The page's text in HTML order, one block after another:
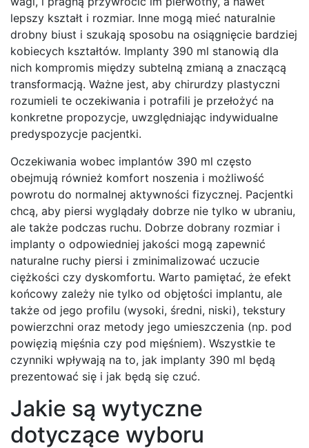
lepszy kształt i rozmiar. Inne mogą mieć naturalnie
drobny biust i szukają sposobu na osiągnięcie bardziej
kobiecych kształtów. Implanty 390 ml stanowią dla
nich kompromis między subtelną zmianą a znaczącą
transformacją. Ważne jest, aby chirurdzy plastyczni
rozumieli te oczekiwania i potrafili je przełożyć na
konkretne propozycje, uwzględniając indywidualne
predyspozycje pacjentki.
Oczekiwania wobec implantów 390 ml często
obejmują również komfort noszenia i możliwość
powrotu do normalnej aktywności fizycznej. Pacjentki
chcą, aby piersi wyglądały dobrze nie tylko w ubraniu,
ale także podczas ruchu. Dobrze dobrany rozmiar i
implanty o odpowiedniej jakości mogą zapewnić
naturalne ruchy piersi i zminimalizować uczucie
ciężkości czy dyskomfortu. Warto pamiętać, że efekt
końcowy zależy nie tylko od objętości implantu, ale
także od jego profilu (wysoki, średni, niski), tekstury
powierzchni oraz metody jego umieszczenia (np. pod
powięzią mięśnia czy pod mięśniem). Wszystkie te
czynniki wpływają na to, jak implanty 390 ml będą
prezentować się i jak będą się czuć.
Jakie są wytyczne
dotyczące wyboru